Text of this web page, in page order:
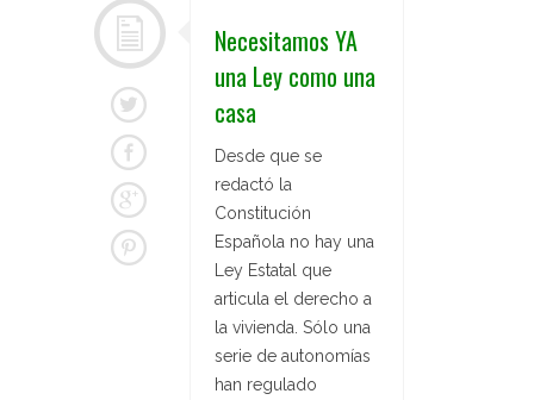
Necesitamos YA
una Ley como una
casa
Desde que se
redactó la
Constitución
Española no hay una
Ley Estatal que
articula el derecho a
la vivienda. Sólo una
serie de autonomías
han regulado